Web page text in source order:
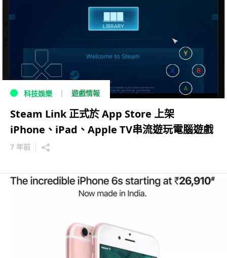
科技娛樂 遊戲情報
Steam Link 正式於 App Store 上架
iPhone、iPad、Apple TV串流遊玩電腦遊戲
7 年前